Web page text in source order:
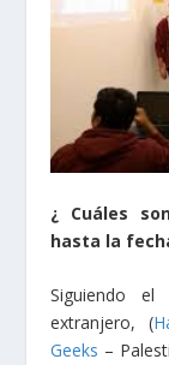
¿ Cuáles
hasta la
Siguiendo
extranjero, (
Geeks –